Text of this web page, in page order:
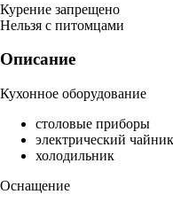
Курение запрещено
Нельзя с питомцами
Описание
Кухонное оборудование
столовые приборы
электрический чайник
холодильник
Оснащение